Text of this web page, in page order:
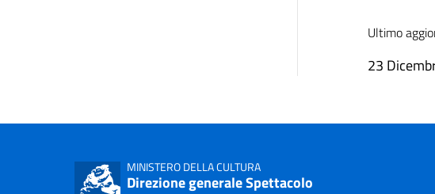
Ultimo
23
MINISTERO DELLA CULTURA
Direzione generale Spettacolo